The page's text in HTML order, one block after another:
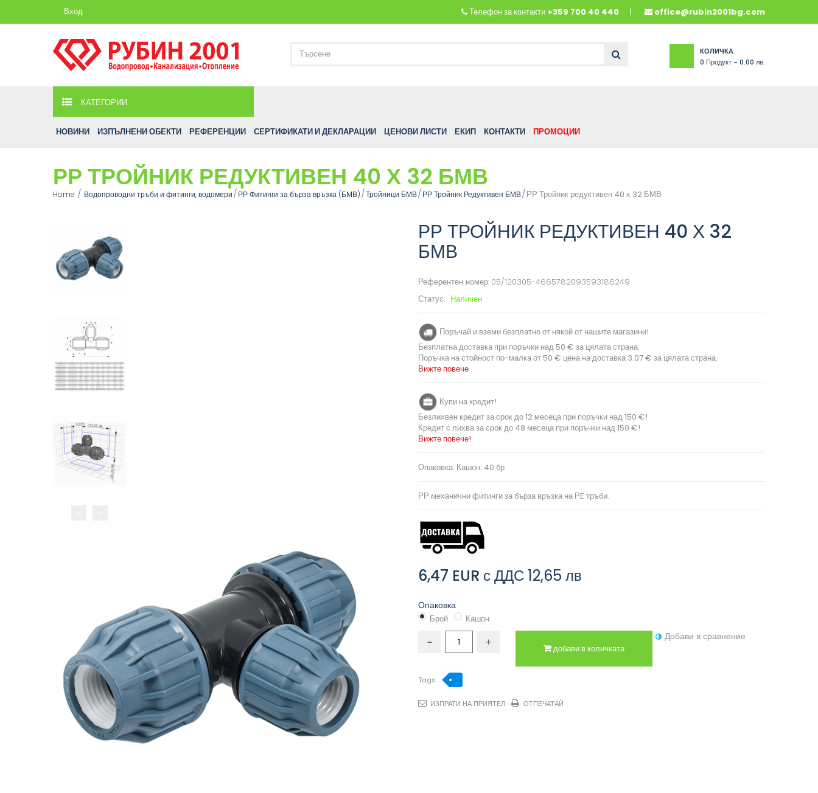
Телефон за контакти +359 700 40 440 office@rubin2001bg.com
Вход
КОЛИЧКА
0 Продукт - 0.00 лв.
КАТЕГОРИИ
НОВИНИ ИЗПЪЛНЕНИ ОБЕКТИ РЕФЕРЕНЦИИ СЕРТИФИКАТИ И ДЕКЛАРАЦИИ ЦЕНОВИ ЛИСТИ ЕКИП КОНТАКТИ ПРОМОЦИИ
РР ТРОЙНИК РЕДУКТИВЕН 40 Х 32 БМВ
Home Водопроводни тръби и фитинги, водомери РР Фитинги за бърза връзка (БМВ) Тройници БМВ РР Тройник Редуктивен БМВ РР Тройник редуктивен 40 х 32 БМВ
РР ТРОЙНИК РЕДУКТИВЕН 40 Х 32
БМВ
Референтен номер: 05/120305-4665782093593186249
Статус: Наличен
Поръчай и вземи безплатно от някой от нашите магазини!
Безплатна доставка при поръчки над 50 € за цялата страна.
Поръчка на стойност по-малка от 50 € цена на доставка 3.07 € за цялата страна.
Вижте повече
Купи на кредит!
Безлихвен кредит за срок до 12 месеца при поръчки над 150 €!
Кредит с лихва за срок до 48 месеца при поръчки над 150 €!
Вижте повече!
Опаковка: Кашон: 40 бр
РР механични фитинги за бърза връзка на РE тръби.
6,47 EUR с ДДС 12,65 лв
Опаковка
Брой Кашон
добави в количката
Добави в сравнение
Tags:
ИЗПРАТИ НА ПРИЯТЕЛ ОТПЕЧАТАЙ